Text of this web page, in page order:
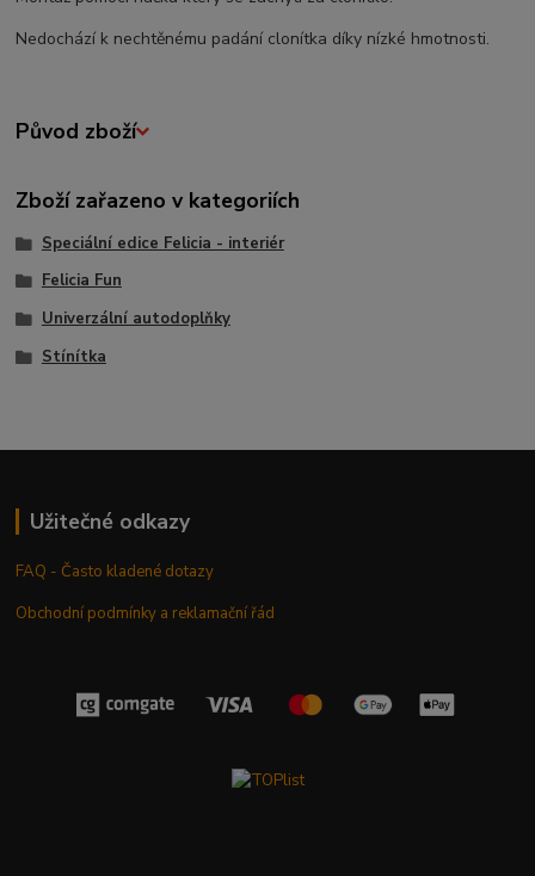
Nedochází k nechtěnému padání clonítka díky nízké hmotnosti.
Původ zboží
Zboží zařazeno v kategoriích
Speciální edice Felicia - interiér
Felicia Fun
Univerzální autodoplňky
Stínítka
Užitečné odkazy
FAQ - Často kladené dotazy
Obchodní podmínky a reklamační řád